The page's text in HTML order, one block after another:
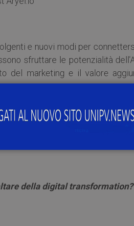
e nuovi modi per
sfruttare le potenzialità
del marketing e il valore
di un problema improvviso
della digital transformation?